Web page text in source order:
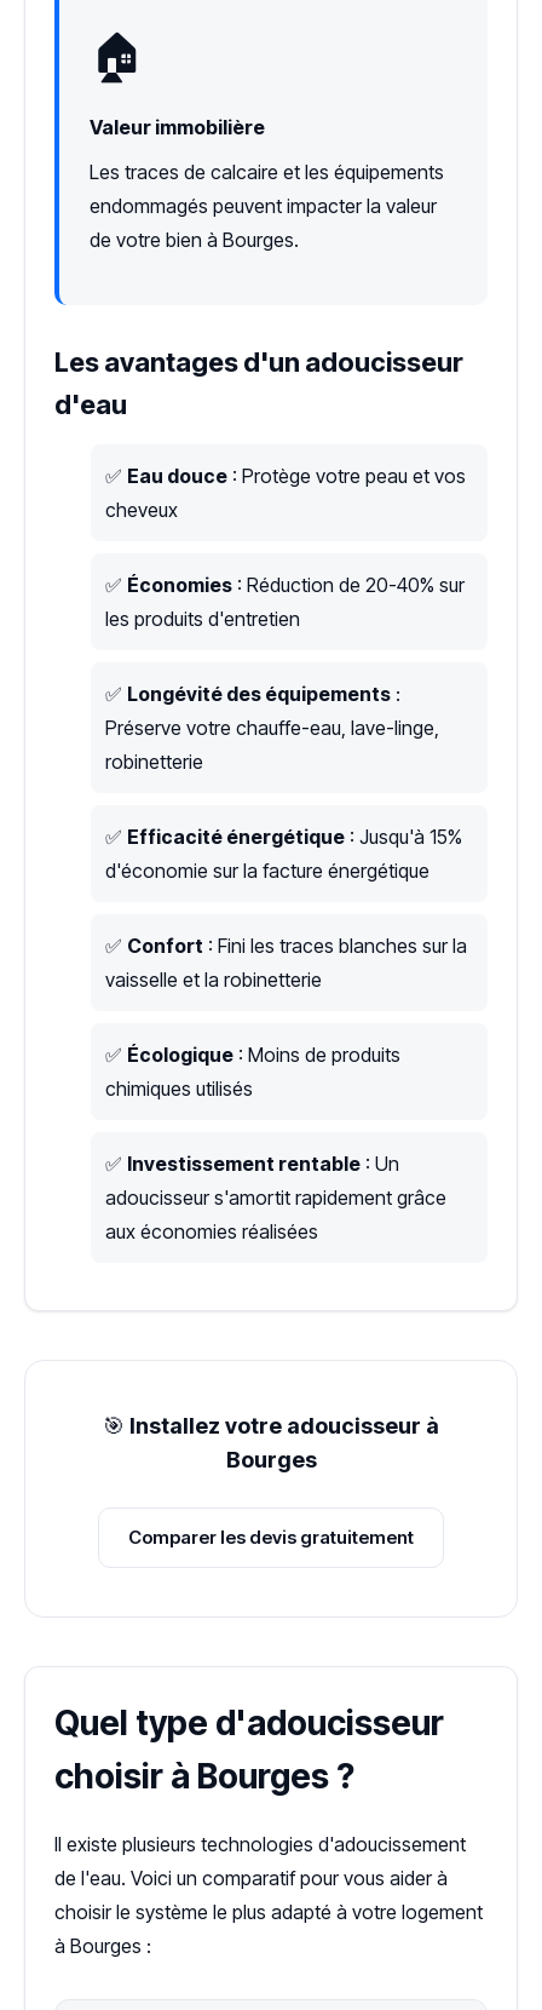
🏠
Valeur immobilière
Les traces de calcaire et les équipements
endommagés peuvent impacter la valeur
de votre bien à Bourges.
Les avantages d'un adoucisseur
d'eau
✅ Eau douce : Protège votre peau et vos
cheveux
✅ Économies : Réduction de 20-40% sur
les produits d'entretien
✅ Longévité des équipements :
Préserve votre chauffe-eau, lave-linge,
robinetterie
✅ Efficacité énergétique : Jusqu'à 15%
d'économie sur la facture énergétique
✅ Confort : Fini les traces blanches sur la
vaisselle et la robinetterie
✅ Écologique : Moins de produits
chimiques utilisés
✅ Investissement rentable : Un
adoucisseur s'amortit rapidement grâce
aux économies réalisées
🎯 Installez votre adoucisseur à
Bourges
Comparer les devis gratuitement
Quel type d'adoucisseur
choisir à Bourges ?
Il existe plusieurs technologies d'adoucissement
de l'eau. Voici un comparatif pour vous aider à
choisir le système le plus adapté à votre logement
à Bourges :